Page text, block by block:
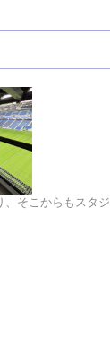
、そこからもスタジ